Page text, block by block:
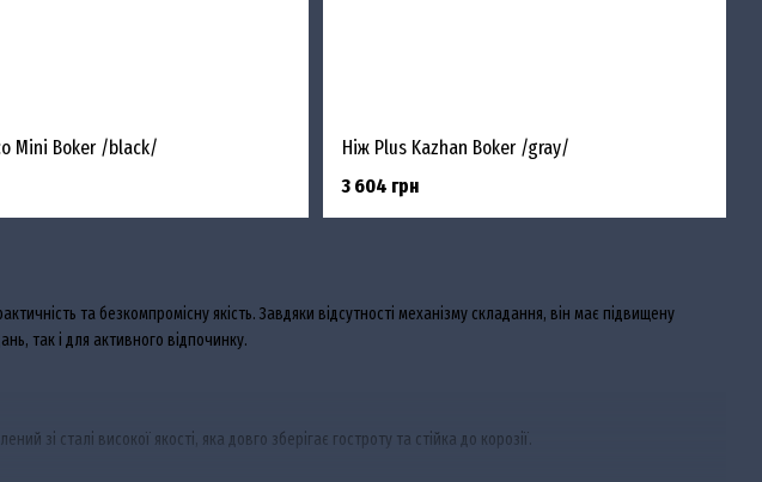
та безкомпромісну якість. Завдяки відсутності механізму складання, він має підвищену
так і для активного відпочинку.
зі сталі високої якості, яка довго зберігає гостроту та стійка до корозії.
Mini Boker /black/
Ніж Plus Kazhan Boker /gray/
3 604 грн